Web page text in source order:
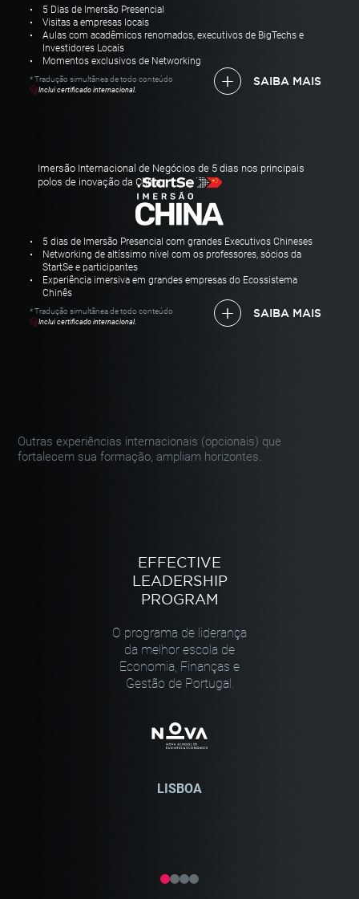
5 Dias de Imersão Presencial
Visitas a empresas locais
Aulas com acadêmicos renomados, executivos de BigTechs e
Investidores Locais
Momentos exclusivos de Networking
* Tradução simultânea de todo conteúdo
Inclui certificado internacional.
SAIBA MAIS
5 dias de Imersão Presencial com grandes Executivos Chineses
Networking de altíssimo nível com os professores, sócios da
StartSe e participantes
Experiência imersiva em grandes empresas do Ecossistema
Chinês
* Tradução simultânea de todo conteúdo
Inclui certificado internacional.
SAIBA MAIS
Imersão Internacional de Negócios de 5 dias nos principais
polos de inovação da China.
Outras experiências internacionais (opcionais) que
fortalecem sua formação, ampliam horizontes.
EFFECTIVE
LEADERSHIP
PROGRAM
O programa de liderança
da melhor escola de
Economia, Finanças e
Gestão de Portugal.
LISBOA